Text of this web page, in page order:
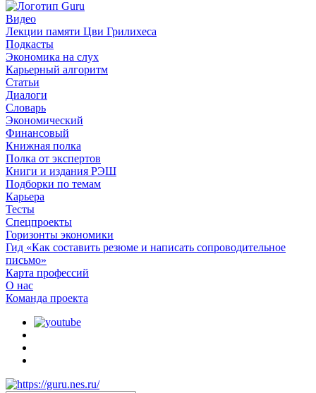
Видео
Лекции памяти Цви Грилихеса
Подкасты
Экономика на слух
Карьерный алгоритм
Статьи
Диалоги
Словарь
Экономический
Финансовый
Книжная полка
Полка от экспертов
Книги и издания РЭШ
Подборки по темам
Карьера
Тесты
Спецпроекты
Горизонты экономики
Гид «Как составить резюме и написать сопроводительное
письмо»
Карта профессий
О наc
Команда проекта